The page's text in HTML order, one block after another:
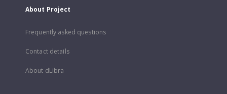
About Project
Frequently asked questions
Contact details
About dLibra